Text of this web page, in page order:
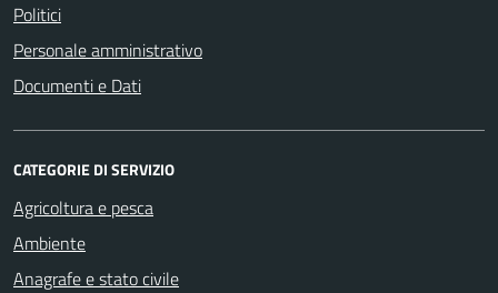
Politici
Personale amministrativo
Documenti e Dati
CATEGORIE DI SERVIZIO
Agricoltura e pesca
Ambiente
Anagrafe e stato civile